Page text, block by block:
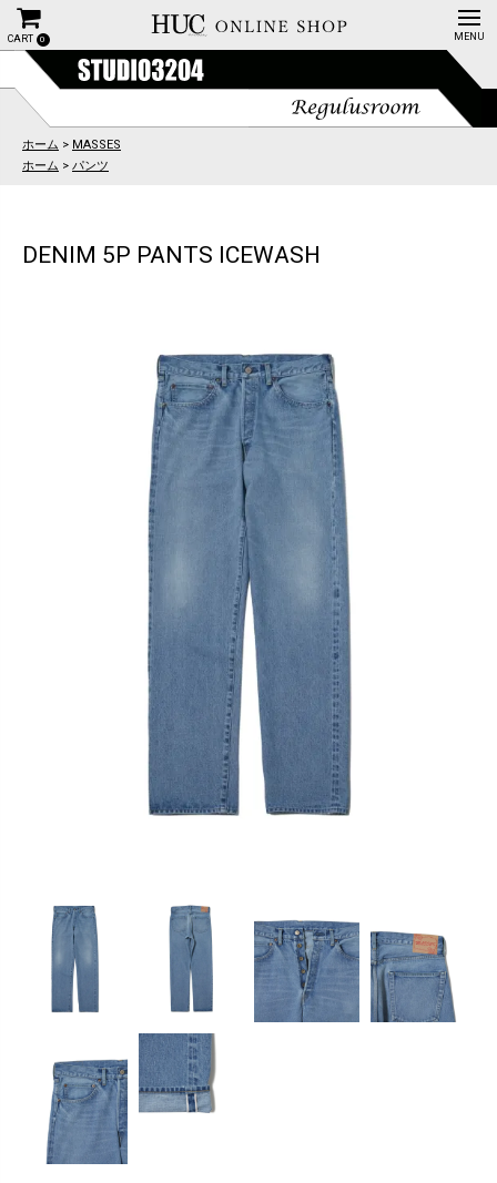
CART 0
ホーム > MASSES
ホーム >パンツ
DENIM 5P PANTS ICEWASH